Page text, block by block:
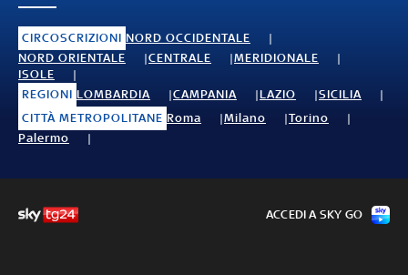
CIRCOSCRIZIONI NORD OCCIDENTALE
NORD ORIENTALE
CENTRALE
MERIDIONALE
ISOLE
REGIONI LOMBARDIA CAMPANIA LAZIO
SICILIA
CITTÀ METROPOLITANE Roma Milano
Torino
Palermo
ACCEDI A SKY GO